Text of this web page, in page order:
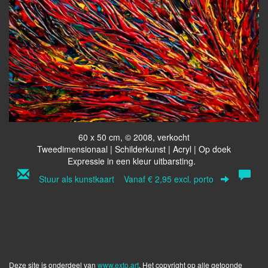
60 x 50 cm, © 2008, verkocht
Tweedimensionaal | Schilderkunst | Acryl | Op doek
Expressie in een kleur uitbarsting.
Stuur als kunstkaart Vanaf € 2,95 excl. porto
Deze site is onderdeel van www.exto.art. Het copyright op alle getoonde